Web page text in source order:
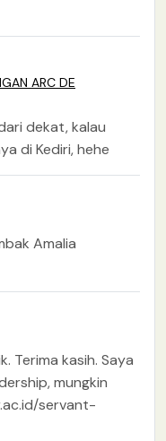
ARC DE
dekat, kalau
di Kediri, hehe
Amalia
Terima kasih. Saya
mungkin
servant-